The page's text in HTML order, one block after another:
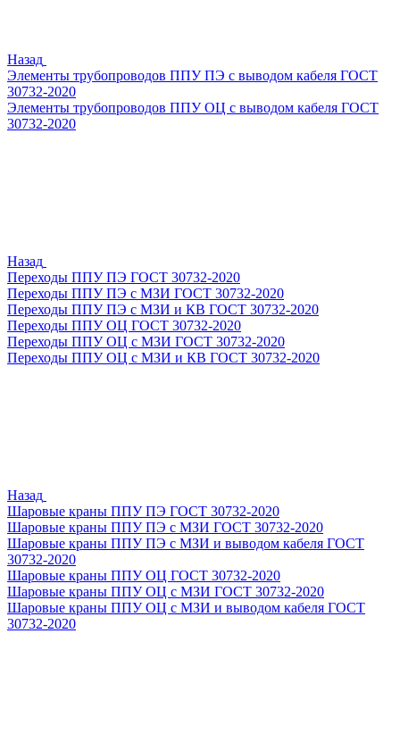
Назад
Элементы трубопроводов ППУ ПЭ с выводом кабеля ГОСТ
30732-2020
Элементы трубопроводов ППУ ОЦ с выводом кабеля ГОСТ
30732-2020
Назад
Переходы ППУ ПЭ ГОСТ 30732-2020
Переходы ППУ ПЭ с МЗИ ГОСТ 30732-2020
Переходы ППУ ПЭ с МЗИ и КВ ГОСТ 30732-2020
Переходы ППУ ОЦ ГОСТ 30732-2020
Переходы ППУ ОЦ с МЗИ ГОСТ 30732-2020
Переходы ППУ ОЦ с МЗИ и КВ ГОСТ 30732-2020
Назад
Шаровые краны ППУ ПЭ ГОСТ 30732-2020
Шаровые краны ППУ ПЭ с МЗИ ГОСТ 30732-2020
Шаровые краны ППУ ПЭ с МЗИ и выводом кабеля ГОСТ
30732-2020
Шаровые краны ППУ ОЦ ГОСТ 30732-2020
Шаровые краны ППУ ОЦ с МЗИ ГОСТ 30732-2020
Шаровые краны ППУ ОЦ с МЗИ и выводом кабеля ГОСТ
30732-2020